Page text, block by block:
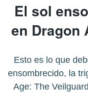
El sol
en Dragon
Esto es lo que
ensombrecido, la
Age: The